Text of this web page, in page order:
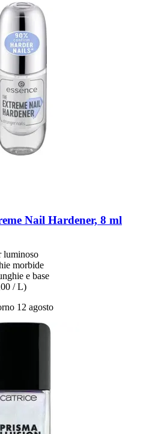
Nail Hardener, 8 ml
luminoso
morbide
e base
/ L)
12 agosto